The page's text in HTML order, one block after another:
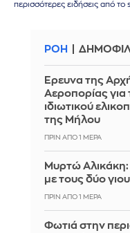
περισσότερες ειδήσεις από το
ΡΟΗ
Έρευνα της
Αεροπορίας
ιδιωτικού
της Μήλου
ΠΡΙΝ ΑΠΌ 1 ΜΈΡΑ
Μυρτώ
με τους δύο
ΠΡΙΝ ΑΠΌ 1 ΜΈΡΑ
Φωτιά στην